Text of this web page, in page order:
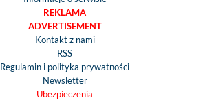
REKLAMA
ADVERTISEMENT
Kontakt z nami
RSS
Regulamin i polityka prywatności
Newsletter
Ubezpieczenia